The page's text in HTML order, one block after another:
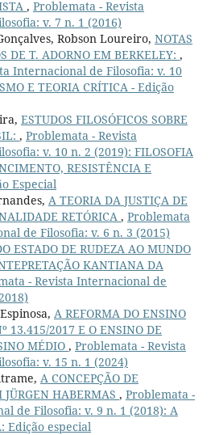
, Problemata - Revista
v. 7 n. 1 (2016)
Robson Loureiro, NOTAS
DE T. ADORNO EM BERKELEY: ,
Internacional de Filosofia: v. 10
E TEORIA CRÍTICA - Edição
ESTUDOS FILOSÓFICOS SOBRE
, Problemata - Revista
v. 10 n. 2 (2019): FILOSOFIA
RESISTÊNCIA E
Especial
A TEORIA DA JUSTIÇA DE
RETÓRICA , Problemata
de Filosofia: v. 6 n. 3 (2015)
ESTADO DE RUDEZA AO MUNDO
KANTIANA DA
- Revista Internacional de
A REFORMA DO ENSINO
13.415/2017 E O ENSINO DE
MÉDIO , Problemata - Revista
v. 15 n. 1 (2024)
A CONCEPÇÃO DE
HABERMAS , Problemata -
de Filosofia: v. 9 n. 1 (2018): A
Edição especial